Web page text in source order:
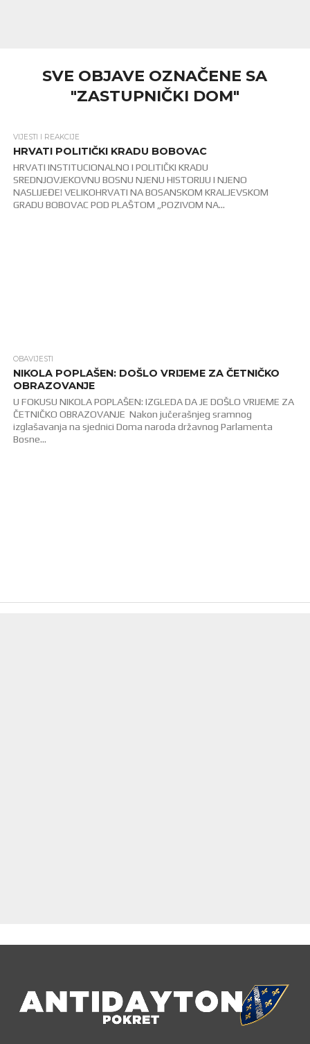
SVE OBJAVE OZNAČENE SA
"ZASTUPNIČKI DOM"
VIJESTI I REAKCIJE
HRVATI POLITIČKI KRADU BOBOVAC
HRVATI INSTITUCIONALNO I POLITIČKI KRADU
SREDNJOVJEKOVNU BOSNU NJENU HISTORIJU I NJENO
NASLIJEĐE! VELIKOHRVATI NA BOSANSKOM KRALJEVSKOM
GRADU BOBOVAC POD PLAŠTOM „POZIVOM NA...
OBAVIJESTI
NIKOLA POPLAŠEN: DOŠLO VRIJEME ZA ČETNIČKO
OBRAZOVANJE
U FOKUSU NIKOLA POPLAŠEN: IZGLEDA DA JE DOŠLO VRIJEME ZA
ČETNIČKO OBRAZOVANJE Nakon jučerašnjeg sramnog
izglašavanja na sjednici Doma naroda državnog Parlamenta
Bosne...